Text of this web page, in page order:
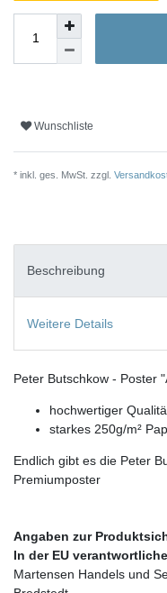
Wunschliste
* inkl. ges. MwSt. zzgl.
Beschreibung
Weitere Details
Peter Butschkow - Poster
hochwertiger
starkes 250g/m²
Endlich gibt es die Peter
Premiumposter
Angaben zur
In der EU
Martensen Handels und